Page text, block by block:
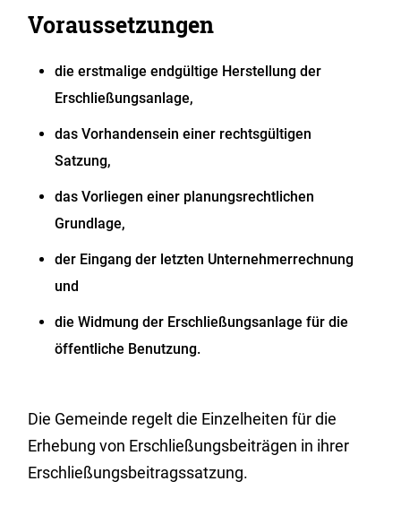
Voraussetzungen
die erstmalige endgültige Herstellung der
Erschließungsanlage,
das Vorhandensein einer rechtsgültigen
Satzung,
das Vorliegen einer planungsrechtlichen
Grundlage,
der Eingang der letzten Unternehmerrechnung
und
die Widmung der Erschließungsanlage für die
öffentliche Benutzung.
Die Gemeinde regelt die Einzelheiten für die
Erhebung von Erschließungsbeiträgen in ihrer
Erschließungsbeitragssatzung.